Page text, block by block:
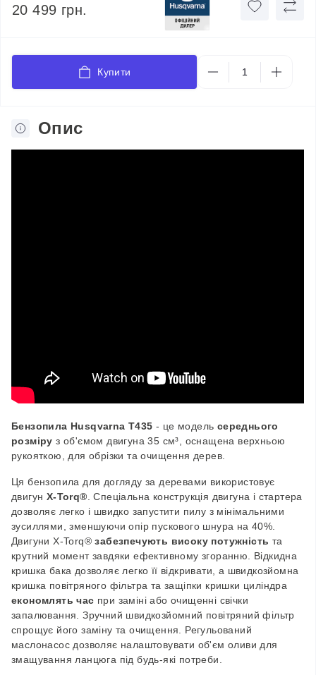
20 499 грн.
Купити
Опис
Бензопила Husqvarna T435 - це модель середнього
розміру з об'ємом двигуна 35 см³, оснащена верхньою
рукояткою, для обрізки та очищення дерев.
Ця бензопила для догляду за деревами використовує
двигун X-Torq® . Спеціальна конструкція двигуна і стартера
дозволяє легко і швидко запустити пилу з мінімальними
зусиллями, зменшуючи опір пускового шнура на 40%.
Двигуни X-Torq®забезпечують високу потужність та
крутний момент завдяки ефективному згоранню. Відкидна
кришка бака дозволяє легко її відкривати, а швидкозйомна
кришка повітряного фільтра та защіпки кришки циліндра
економлять час при заміні або очищенні свічки
запалювання. Зручний швидкозйомний повітряний фільтр
спрощує його заміну та очищення. Регульований
маслонасос дозволяє налаштовувати об'єм оливи для
змащування ланцюга під будь-які потреби.